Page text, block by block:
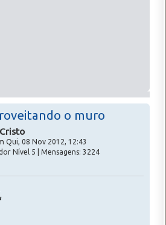
o muro
Qui, 08 Nov 2012, 12:43
Nível 5 | Mensagens: 3224